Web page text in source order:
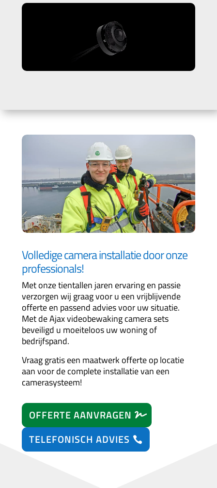
Volledige camera installatie door onze
professionals!
Met onze tientallen jaren ervaring en passie
verzorgen wij graag voor u een vrijblijvende
offerte en passend advies voor uw situatie.
Met de Ajax videobewaking camera sets
beveiligd u moeiteloos uw woning of
bedrijfspand.
Vraag gratis een maatwerk offerte op locatie
aan voor de complete installatie van een
camerasysteem!
OFFERTE AANVRAGEN
TELEFONISCH ADVIES